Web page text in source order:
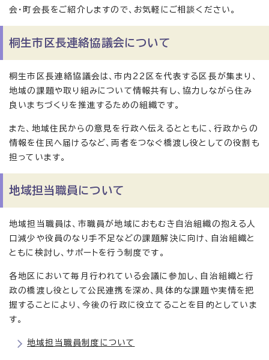
会・町会長をご紹介しますので、お気軽にご相談ください。
桐生市区長連絡協議会について
桐生市区長連絡協議会は、市内22区を代表する区長が集まり、
地域の課題や取り組みについて情報共有し、協力しながら住み
良いまちづくりを推進するための組織です。
また、地域住民からの意見を行政へ伝えるとともに、行政からの
情報を住民へ届けるなど、両者をつなぐ橋渡し役としての役割も
担っています。
地域担当職員について
地域担当職員は、市職員が地域におもむき自治組織の抱える人
口減少や役員のなり手不足などの課題解決に向け、自治組織と
ともに検討し、サポートを行う制度です。
各地区において毎月行われている会議に参加し、自治組織と行
政の橋渡し役として公民連携を深め、具体的な課題や実情を把
握することにより、今後の行政に役立てることを目的としていま
す。
地域担当職員制度について